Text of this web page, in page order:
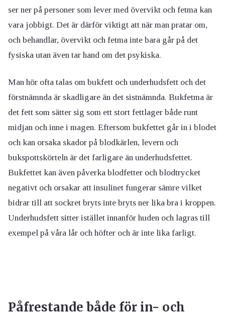
ser ner på personer som lever med övervikt och fetma kan
vara jobbigt. Det är därför viktigt att när man pratar om,
och behandlar, övervikt och fetma inte bara går på det
fysiska utan även tar hand om det psykiska.
Man hör ofta talas om bukfett och underhudsfett och det
förstnämnda är skadligare än det sistnämnda. Bukfetma är
det fett som sätter sig som ett stort fettlager både runt
midjan och inne i magen. Eftersom bukfettet går in i blodet
och kan orsaka skador på blodkärlen, levern och
bukspottskörteln är det farligare än underhudsfettet.
Bukfettet kan även påverka blodfetter och blodtrycket
negativt och orsakar att insulinet fungerar sämre vilket
bidrar till att sockret bryts inte bryts ner lika bra i kroppen.
Underhudsfett sitter istället innanför huden och lagras till
exempel på våra lår och höfter och är inte lika farligt.
Påfrestande både för in- och